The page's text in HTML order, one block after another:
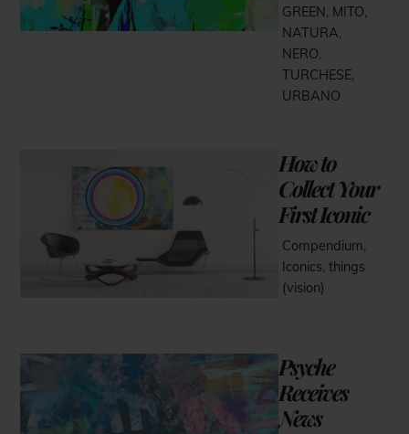
GREEN, MITO,
NATURA,
NERO,
TURCHESE,
URBANO
How to
Collect Your
First Iconic
Compendium,
Iconics,things
(vision)
Psyche
Receives
News